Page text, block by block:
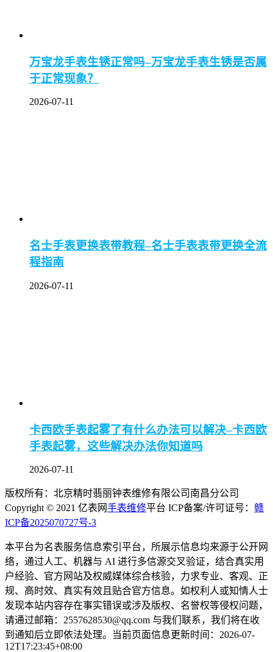
万宝龙手表生锈正常吗–万宝龙手表生锈是否属
于正常现象？
2026-07-11
名士手表更换表带教程–名士手表表带更换全流
程指南
2026-07-11
卡西欧手表起雾了有什么办法可以解决–卡西欧
手表起雾，这些解决办法你知道吗
2026-07-11
版权所有：北京精时翡丽钟表维修有限公司南昌分公司
Copyright © 2021 亿表网手表维修平台 ICP备案/许可证号： 赣
ICP备2025070727号-3
本平台为名表服务信息索引平台，所展示信息均来源于公开网
络，通过人工、机器与 AI 进行多信源交叉验证，结合真实用
户经验、官方网站及权威媒体综合核验，力求专业、客观、正
规、高时效、真实有效且贴合官方信息。如权利人或知情人士
发现本站内容存在事实错误或涉及版权、名誉权等侵权问题，
请通过邮箱：2557628530@qq.com 与我们联系，我们将在收
到通知后立即依法处理。当前页面信息更新时间：2026-07-
12T17:23:45+08:00